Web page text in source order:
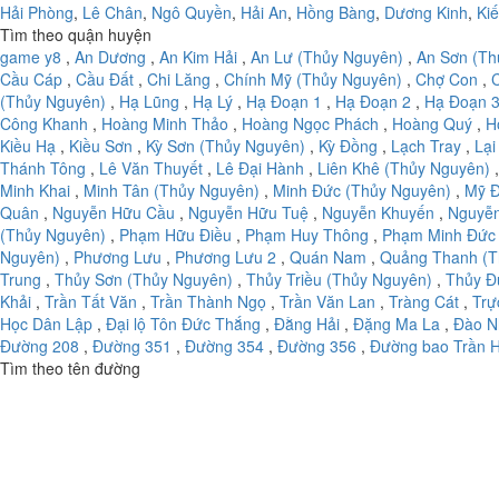
Hải Phòng, Lê Chân, Ngô Quyền, Hải An, Hồng Bàng, Dương Kinh,
Tìm theo quận huyện
game y8 , An Dương , An Kim Hải , An Lư (Thủy Nguyên) , An Sơn
Cầu Cáp , Cầu Đất , Chi Lăng , Chính Mỹ (Thủy Nguyên) , Chợ Con ,
(Thủy Nguyên) , Hạ Lũng , Hạ Lý , Hạ Đoạn 1 , Hạ Đoạn 2 , Hạ Đoạn 3
Công Khanh , Hoàng Minh Thảo , Hoàng Ngọc Phách , Hoàng Quý ,
Kiều Hạ , Kiều Sơn , Kỳ Sơn (Thủy Nguyên) , Kỳ Đồng , Lạch Tray ,
Thánh Tông , Lê Văn Thuyết , Lê Đại Hành , Liên Khê (Thủy Nguyên)
Minh Khai , Minh Tân (Thủy Nguyên) , Minh Đức (Thủy Nguyên) , Mỹ
Quân , Nguyễn Hữu Cầu , Nguyễn Hữu Tuệ , Nguyễn Khuyến ,
(Thủy Nguyên) , Phạm Hữu Điều , Phạm Huy Thông , Phạm Minh Đức
Nguyên) , Phương Lưu , Phương Lưu 2 , Quán Nam , Quảng Thanh
Trung , Thủy Sơn (Thủy Nguyên) , Thủy Triều (Thủy Nguyên) , Thủy
Khải , Trần Tất Văn , Trần Thành Ngọ , Trần Văn Lan , Tràng Cát ,
Học Dân Lập , Đại lộ Tôn Đức Thắng , Đằng Hải , Đặng Ma La , Đào
Đường 208 , Đường 351 , Đường 354 , Đường 356 , Đường bao Trần
Tìm theo tên đường